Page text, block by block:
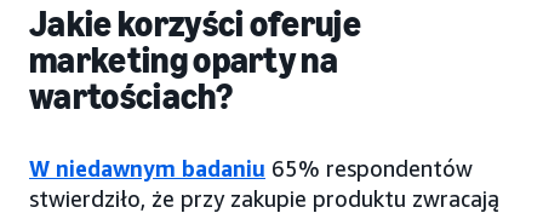
Jakie korzyści oferuje
marketing oparty na
wartościach?
W niedawnym badaniu 65% respondentów
stwierdziło, że przy zakupie produktu zwracają